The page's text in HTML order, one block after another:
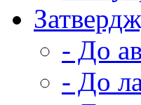
- До
- До